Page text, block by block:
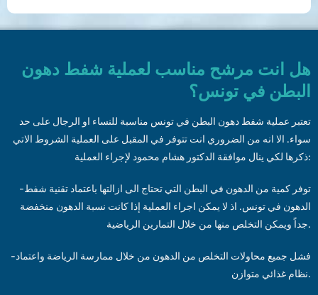
هل انت مرشح مناسب لعملية شفط دهون
البطن في تونس؟
تعتبر عملية شفط دهون البطن في تونس مناسبة للنساء او الرجال على حد
سواء. الا انه من الضروري انت تتوفر في المقبل على العملية الشروط الاتي
ذكرها لكي ينال موافقة الدكتور هشام محمود لإجراء العملية:
-توفر كمية من الدهون في البطن التي تحتاج الى ازالتها باعتماد تقنية شفط
الدهون في تونس. اذ لا يمكن اجراء العملية إذا كانت نسبة الدهون منخفضة
جداً ويمكن التخلص منها من خلال التمارين الرياضية.
-فشل جميع محاولات التخلص من الدهون من خلال ممارسة الرياضة واعتماد
نظام غذائي متوازن.